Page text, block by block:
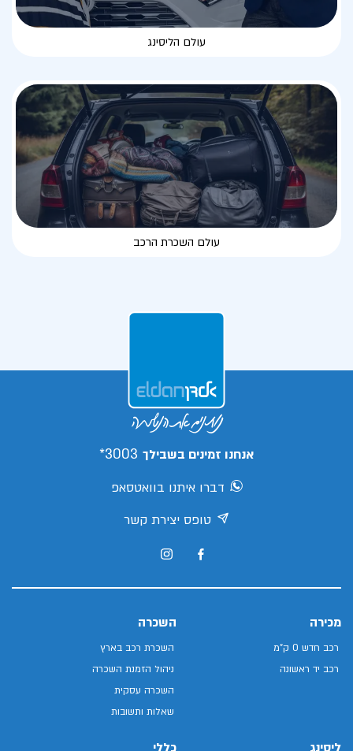
עולם הליסינג
עולם השכרת הרכב
אנחנו זמינים בשבילך 3003*
דברו איתנו בוואטסאפ
טופס יצירת קשר
מכירה
רכב חדש 0 ק"מ
רכב יד ראשונה
השכרה
השכרת רכב בארץ
ניהול הזמנת השכרה
השכרה עסקית
שאלות ותשובות
ליסינג כללי